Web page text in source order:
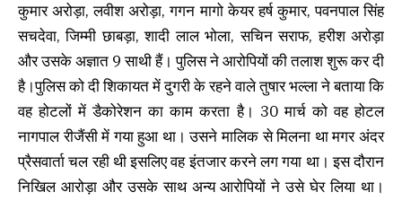
कुमार अरोड़ा, लवीश अरोड़ा, गगन मागो केयर हर्ष कुमार, पवनपाल सिंह
सचदेवा, जिम्मी छाबड़ा, शादी लाल भोला, सचिन सराफ, हरीश अरोड़ा
और उसके अज्ञात 9 साथी हैं। पुलिस ने आरोपियों की तलाश शुरू कर दी
है।पुलिस को दी शिकायत में दुगरी के रहने वाले तुषार भल्ला ने बताया कि
वह होटलों में डैकोरेशन का काम करता है। 30 मार्च को वह होटल
नागपाल रीजैंसी में गया हुआ था। उसने मालिक से मिलना था मगर अंदर
प्रैसवार्ता चल रही थी इसलिए वह इंतजार करने लग गया था। इस दौरान
निखिल आरोड़ा और उसके साथ अन्य आरोपियों ने उसे घेर लिया था।